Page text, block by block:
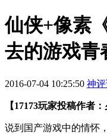
仙侠+像素
去的游戏青
2016-07-04 10:25:50 神
【17173玩家投稿作者：
说到国产游戏中的情怀